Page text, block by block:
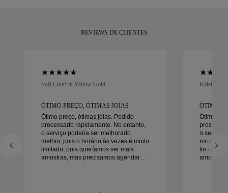
REVIEWS DE CLIENTES
Soft Court in Yellow Gold
ÓTIMO PREÇO, ÓTIMAS JOIAS
Ótimo preço, ótimas joias. Pedido
processado rapidamente. No entanto,
o serviço poderia ser melhorado
melhor, pois o horário às vezes é muito
limitado, pois queríamos ver mais
amostras, mas precisamos agendar
Kaleida
ÓTIMO
Ótimo
o serviço
melhor,
limitado,